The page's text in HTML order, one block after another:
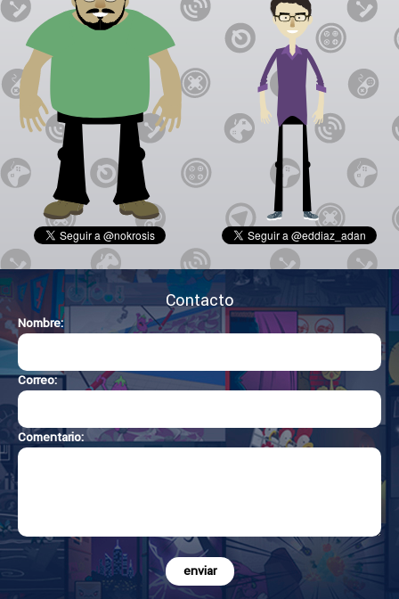
Contacto
Nombre:
Correo:
Comentario:
enviar